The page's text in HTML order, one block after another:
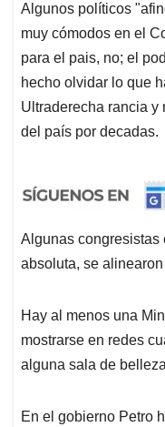
Algunos políticos
muy cómodos en el
para el pais, no; el
hecho olvidar lo que
Ultraderecha rancia y
del país por decadas.
Algunas congresistas
absoluta, se
Hay al menos una
mostrarse en redes
alguna sala de
En el gobierno Petro